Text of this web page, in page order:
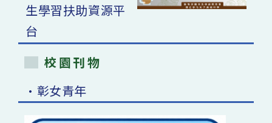
校園刊物
•彰女青年